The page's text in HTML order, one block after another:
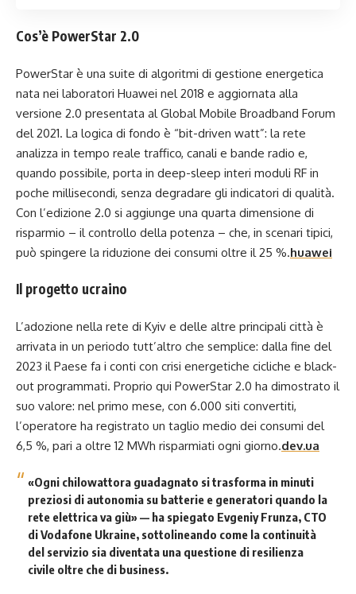
Cos’è PowerStar 2.0
PowerStar è una suite di algoritmi di gestione energetica
nata nei laboratori Huawei nel 2018 e aggiornata alla
versione 2.0 presentata al Global Mobile Broadband Forum
del 2021. La logica di fondo è “bit-driven watt”: la rete
analizza in tempo reale traffico, canali e bande radio e,
quando possibile, porta in deep-sleep interi moduli RF in
poche millisecondi, senza degradare gli indicatori di qualità.
Con l’edizione 2.0 si aggiunge una quarta dimensione di
risparmio – il controllo della potenza – che, in scenari tipici,
può spingere la riduzione dei consumi oltre il 25 %.huawei
Il progetto ucraino
L’adozione nella rete di Kyiv e delle altre principali città è
arrivata in un periodo tutt’altro che semplice: dalla fine del
2023 il Paese fa i conti con crisi energetiche cicliche e black-
out programmati. Proprio qui PowerStar 2.0 ha dimostrato il
suo valore: nel primo mese, con 6.000 siti convertiti,
l’operatore ha registrato un taglio medio dei consumi del
6,5 %, pari a oltre 12 MWh risparmiati ogni giorno.dev.ua
«Ogni chilowattora guadagnato si trasforma in minuti
preziosi di autonomia su batterie e generatori quando la
rete elettrica va giù» — ha spiegato Evgeniy Frunza, CTO
di Vodafone Ukraine, sottolineando come la continuità
del servizio sia diventata una questione di resilienza
civile oltre che di business.